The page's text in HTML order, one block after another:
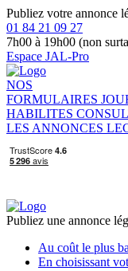
Publiez votre annonce
01 84 21 09 27
7h00 à 19h00 (non
Espace JAL-Pro
NOS
FORMULAIRES
HABILITES
LES ANNONCES
Publiez une annonce
Au coût le plus
En choisissant